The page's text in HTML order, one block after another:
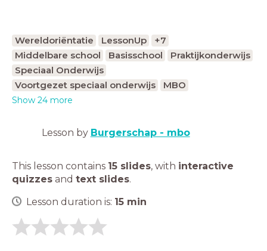
Wereldoriëntatie LessonUp
+7
Middelbare school
Basisschool
Praktijkonderwijs
Speciaal Onderwijs
Voortgezet speciaal onderwijs
MBO
Show 24 more
Lesson by Burgerschap - mbo
This lesson contains 15 slides, with interactive
quizzes and text slides.
Lesson duration is: 15 min